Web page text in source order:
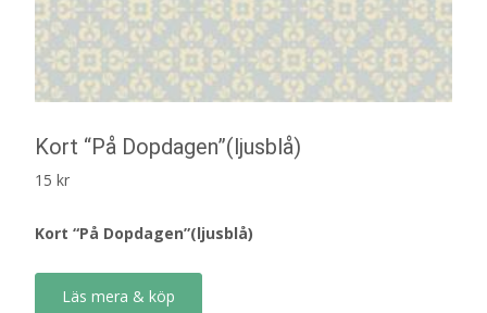
Kort “På Dopdagen”(ljusblå)
15 kr
Kort “På Dopdagen”(ljusblå)
Läs mera & köp